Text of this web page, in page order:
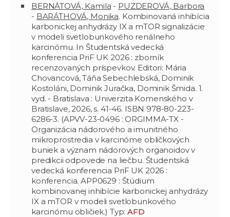
BERNÁTOVÁ, Kamila - PUZDEROVÁ, Barbora
- BARÁTHOVÁ, Monika. Kombinovaná inhibícia
karbonickej anhydrázy IX a mTOR signalizácie
v modeli svetlobunkového renálneho
karcinómu. In Študentská vedecká
konferencia PriF UK 2026 : zborník
recenzovaných príspevkov. Editori: Mária
Chovancová, Táňa Sebechlebská, Dominik
Kostoláni, Dominik Juračka, Dominik Šmida. 1.
vyd. - Bratislava : Univerzita Komenského v
Bratislave, 2026, s. 41-46. ISBN 978-80-223-
6286-3. (APVV-23-0496 : ORGIMMA-TX -
Organizácia nádorového a imunitného
mikroprostredia v karcinóme obličkových
buniek a význam nádorových organoidov v
predikcii odpovede na liečbu. Študentská
vedecká konferencia PriF UK 2026 :
konferencia. APP0629 : Štúdium
kombinovanej inhibície karbonickej anhydrázy
IX a mTOR v modeli svetlobunkového
karcinómu obličiek.) Typ:AFD